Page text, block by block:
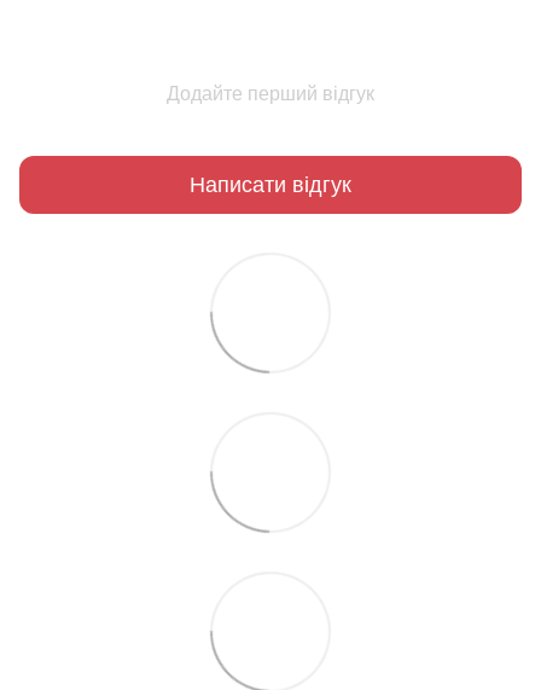
Додайте перший відгук
Написати відгук